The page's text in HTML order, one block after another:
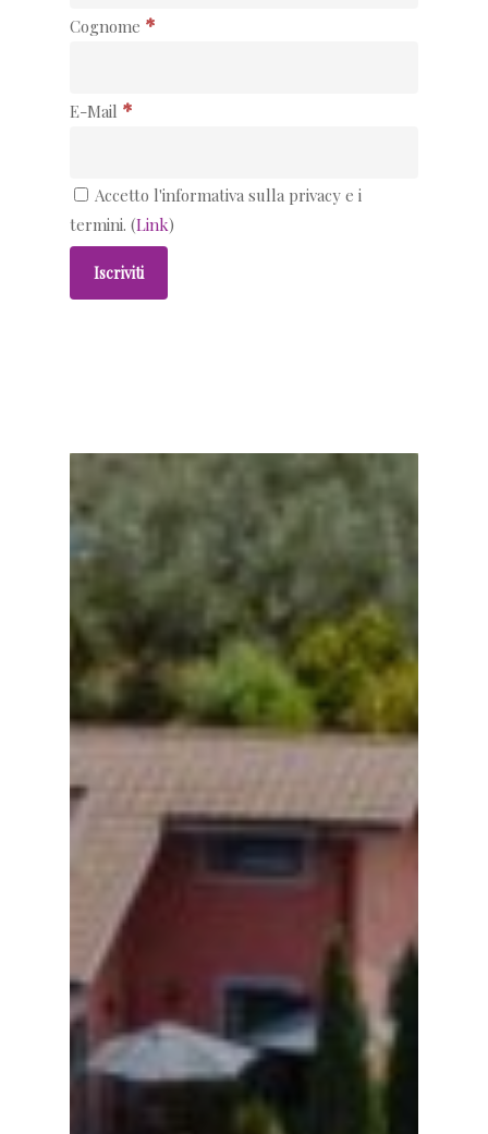
Cognome *
E-Mail *
Accetto l'informativa sulla privacy e i
termini. (Link)